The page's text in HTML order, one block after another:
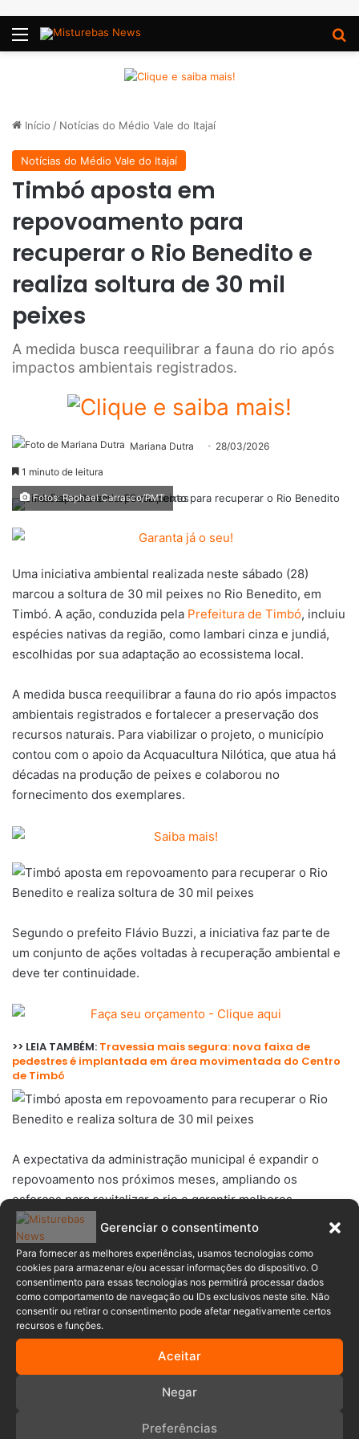
Gerenciar o consentimento
Para fornecer as melhores experiências, usamos tecnologias como
cookies para armazenar e/ou acessar informações do dispositivo. O
consentimento para essas tecnologias nos permitirá processar dados
como comportamento de navegação ou IDs exclusivos neste site. Não
consentir ou retirar o consentimento pode afetar negativamente certos
recursos e funções.
Aceitar
Negar
Preferências
Menu
Início / Notícias do Médio Vale do Itajaí
Notícias do Médio Vale do Itajaí
Timbó aposta em
repovoamento para
recuperar o Rio Benedito e
realiza soltura de 30 mil
peixes
A medida busca reequilibrar a fauna do rio após
impactos ambientais registrados.
Mariana Dutra 28/03/2026
1 minuto de leitura
Fotos: Raphael Carrasco/PMT
Uma iniciativa ambiental realizada neste sábado (28)
marcou a soltura de 30 mil peixes no Rio Benedito, em
Timbó. A ação, conduzida pela Prefeitura de Timbó, incluiu
espécies nativas da região, como lambari cinza e jundiá,
escolhidas por sua adaptação ao ecossistema local.
A medida busca reequilibrar a fauna do rio após impactos
ambientais registrados e fortalecer a preservação dos
recursos naturais. Para viabilizar o projeto, o município
contou com o apoio da Acquacultura Nilótica, que atua há
décadas na produção de peixes e colaborou no
fornecimento dos exemplares.
Segundo o prefeito Flávio Buzzi, a iniciativa faz parte de
um conjunto de ações voltadas à recuperação ambiental e
deve ter continuidade.
>> LEIA TAMBÉM: Travessia mais segura: nova faixa de
pedestres é implantada em área movimentada do Centro
de Timbó
A expectativa da administração municipal é expandir o
repovoamento nos próximos meses, ampliando os
esforços para revitalizar o rio e garantir melhores
condições para o ecossistema local.
ASSISTA AO VÍDEO ⤵️